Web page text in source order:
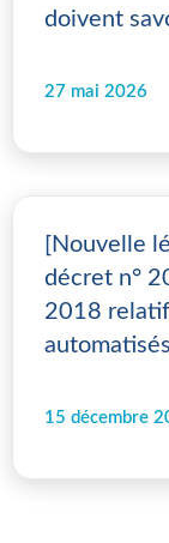
doivent
27 mai 2026
[Nouvelle
décret n°
2018
15 décembre